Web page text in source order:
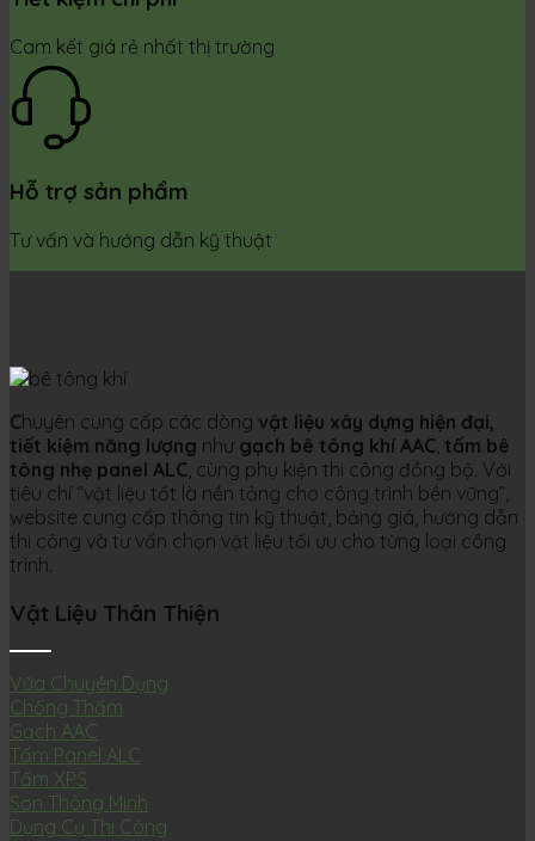
Cam kết giá rẻ nhất thị trường
Hỗ trợ sản phẩm
Tư vấn và hướng dẫn kỹ thuật
Chuyên cung cấp các dòng vật liệu xây dựng hiện đại,
tiết kiệm năng lượng như gạch bê tông khí AAC tấm bê
tông nhẹ panel ALC , cùng phụ kiện thi công đồng bộ. Với
tiêu chí “vật liệu tốt là nền tảng cho công trình bền vững”,
website cung cấp thông tin kỹ thuật, bảng giá, hướng dẫn
thi công và tư vấn chọn vật liệu tối ưu cho từng loại công
trình.
Vật Liệu Thân Thiện
Vữa Chuyên Dụng
Chống Thấm
Gạch AAC
Tấm Panel ALC
Tấm XPS
Sơn Thông Minh
Dụng Cụ Thi Công